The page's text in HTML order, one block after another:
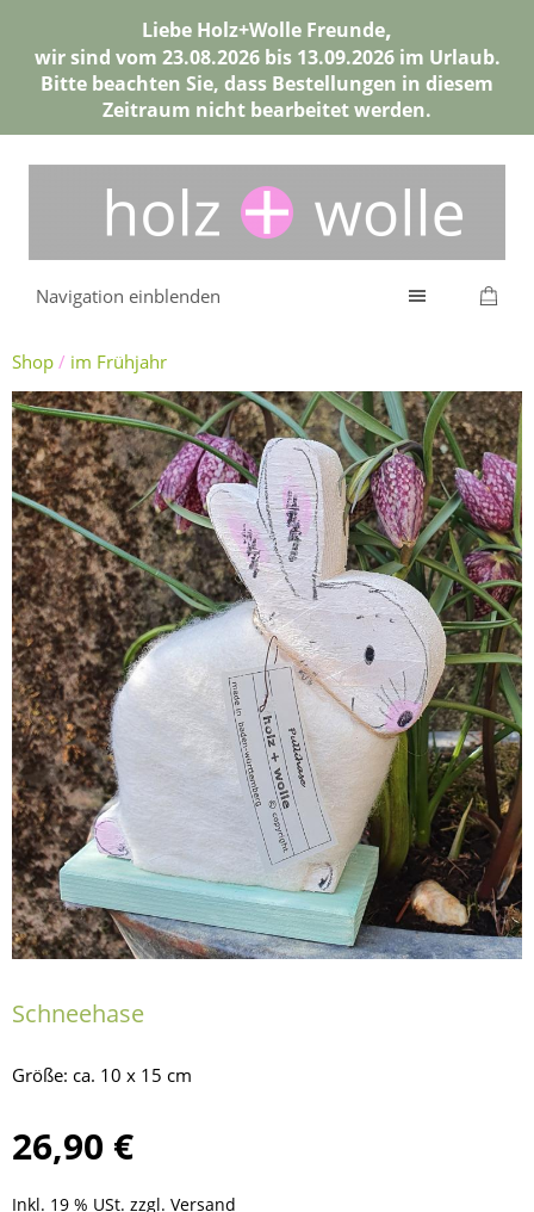
Liebe Holz+Wolle Freunde,
wir sind vom 23.08.2026 bis 13.09.2026 im Urlaub.
Bitte beachten Sie, dass Bestellungen in diesem
Zeitraum nicht bearbeitet werden.
Navigation einblenden
Shop / im Frühjahr
Schneehase
Größe: ca. 10 x 15 cm
26,90 €
Inkl. 19 % USt. zzgl. Versand